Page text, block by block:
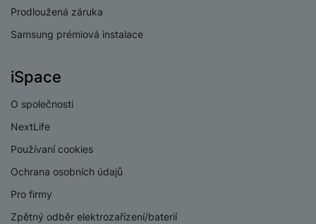
Prodloužená záruka
Samsung prémiová instalace
iSpace
O společnosti
NextLife
Používaní cookies
Ochrana osobních údajů
Pro firmy
Zpětný odběr elektrozařízení/baterií